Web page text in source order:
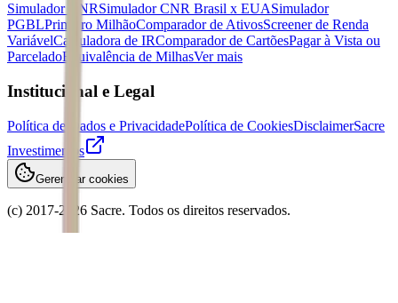
Simulador CNRSimulador CNR Brasil x EUASimulador
PGBLPrimeiro MilhãoComparador de AtivosScreener de Renda
VariávelCalculadora de IRComparador de CartõesPagar à Vista ou
ParceladoEquivalência de MilhasVer mais
Institucional e Legal
Política de Dados e PrivacidadePolítica de CookiesDisclaimerSacre
Investimentos
Gerenciar cookies
(c) 2017-2026 Sacre. Todos os direitos reservados.